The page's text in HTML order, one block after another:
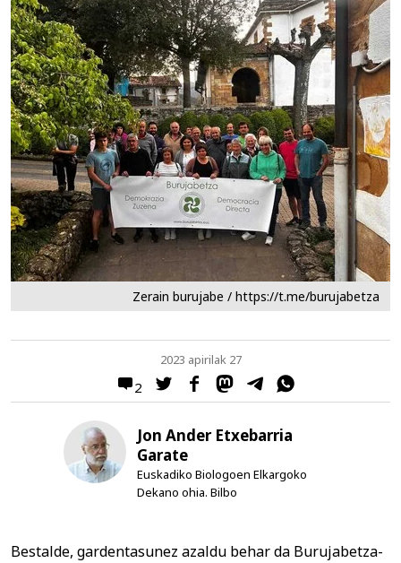
Zerain burujabe / https://t.me/burujabetza
2
2023 apirilak 27
Jon Ander Etxebarria
Garate
Euskadiko Biologoen Elkargoko
Dekano ohia. Bilbo
Bestalde, gardentasunez azaldu behar da Burujabetza-